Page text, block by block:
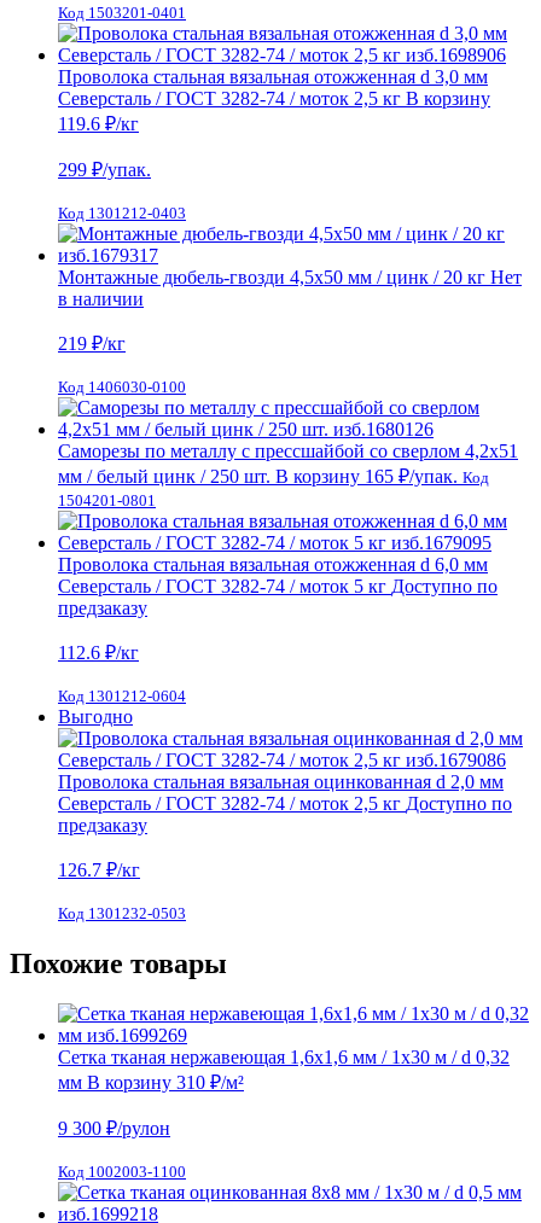
Код 1503201-0401
Проволока стальная вязальная отожженная d 3,0 мм
Северсталь / ГОСТ 3282-74 / моток 2,5 кг В корзину
119.6 ₽/кг
299 ₽/упак.
Код 1301212-0403
Монтажные дюбель-гвозди 4,5х50 мм / цинк / 20 кг Нет
в наличии
219 ₽/кг
Код 1406030-0100
Саморезы по металлу с прессшайбой со сверлом 4,2х51
мм / белый цинк / 250 шт. В корзину 165 ₽/упак. Код
1504201-0801
Проволока стальная вязальная отожженная d 6,0 мм
Северсталь / ГОСТ 3282-74 / моток 5 кг Доступно по
предзаказу
112.6 ₽/кг
Код 1301212-0604
Выгодно
Проволока стальная вязальная оцинкованная d 2,0 мм
Северсталь / ГОСТ 3282-74 / моток 2,5 кг Доступно по
предзаказу
126.7 ₽/кг
Код 1301232-0503
Похожие товары
Сетка тканая нержавеющая 1,6х1,6 мм / 1х30 м / d 0,32
мм В корзину 310 ₽/м²
9 300 ₽/рулон
Код 1002003-1100